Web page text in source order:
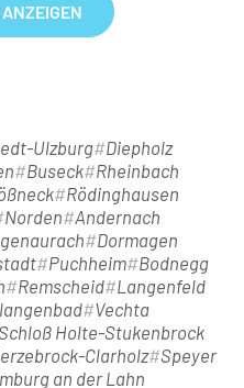
Ulzburg Diepholz
Buseck Rheinbach
Rödinghausen
Norden Andernach
Dormagen
Puchheim Bodnegg
Remscheid Langenfeld
Vechta
Schloß Holte-Stukenbrock
Clarholz
Speyer
an der Lahn